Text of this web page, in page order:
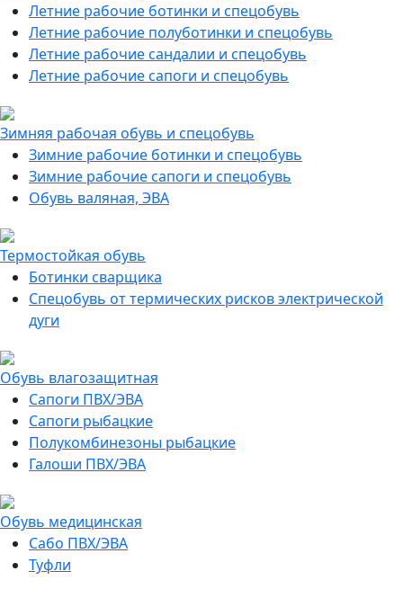
Летние рабочие ботинки и спецобувь
Летние рабочие полуботинки и спецобувь
Летние рабочие сандалии и спецобувь
Летние рабочие сапоги и спецобувь
Зимняя рабочая обувь и спецобувь
Зимние рабочие ботинки и спецобувь
Зимние рабочие сапоги и спецобувь
Обувь валяная, ЭВА
Термостойкая обувь
Ботинки сварщика
Спецобувь от термических рисков электрической
дуги
Обувь влагозащитная
Сапоги ПВХ/ЭВА
Сапоги рыбацкие
Полукомбинезоны рыбацкие
Галоши ПВХ/ЭВА
Обувь медицинская
Сабо ПВХ/ЭВА
Туфли